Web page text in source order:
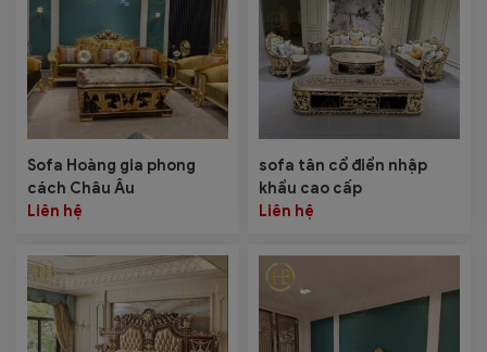
Sofa Hoàng gia phong
cách Châu Âu
Liên hệ
sofa tân cổ điển nhập
khẩu cao cấp
Liên hệ